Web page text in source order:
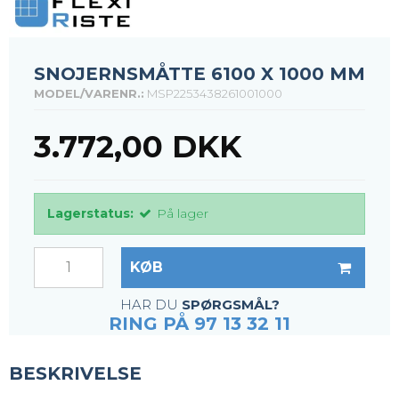
SNOJERNSMÅTTE 6100 X 1000 MM
MODEL/VARENR.: MSP2253438261001000
3.772,00 DKK
Lagerstatus: På lager
KØB
HAR DU SPØRGSMÅL?
RING PÅ 97 13 32 11
BESKRIVELSE